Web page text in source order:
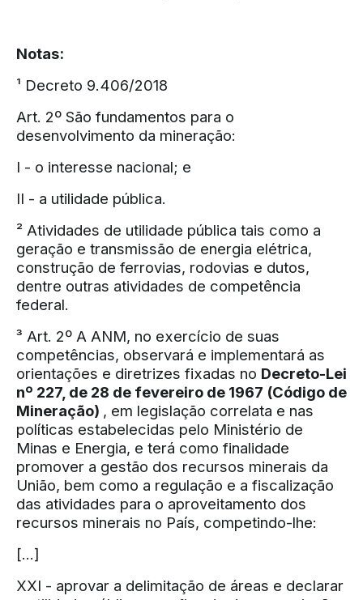
Notas:
¹ Decreto 9.406/2018
Art. 2º São fundamentos para o
desenvolvimento da mineração:
I - o interesse nacional; e
II - a utilidade pública.
² Atividades de utilidade pública tais como a
geração e transmissão de energia elétrica,
construção de ferrovias, rodovias e dutos,
dentre outras atividades de competência
federal.
³ Art. 2º A ANM, no exercício de suas
competências, observará e implementará as
orientações e diretrizes fixadas no Decreto-Lei
nº 227, de 28 de fevereiro de 1967 (Código de
Mineração) , em legislação correlata e nas
políticas estabelecidas pelo Ministério de
Minas e Energia, e terá como finalidade
promover a gestão dos recursos minerais da
União, bem como a regulação e a fiscalização
das atividades para o aproveitamento dos
recursos minerais no País, competindo-lhe:
[...]
XXI - aprovar a delimitação de áreas e declarar